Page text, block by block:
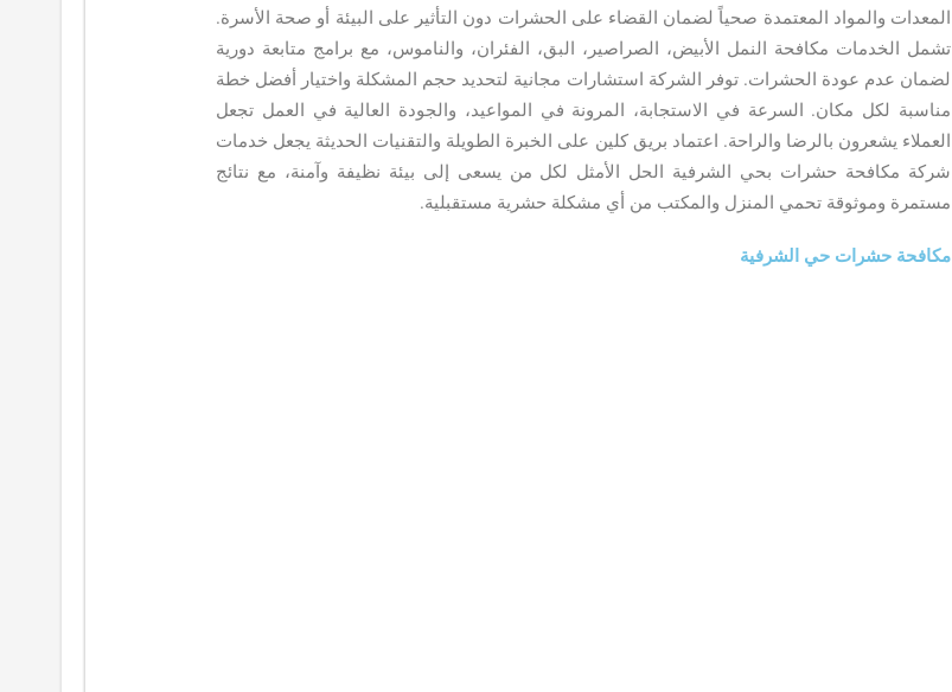
المعدات والمواد المعتمدة صحياً لضمان القضاء على الحشرات دون التأثير على البيئة أو صحة الأسرة.
تشمل الخدمات مكافحة النمل الأبيض، الصراصير، البق، الفئران، والناموس، مع برامج متابعة دورية
لضمان عدم عودة الحشرات. توفر الشركة استشارات مجانية لتحديد حجم المشكلة واختيار أفضل خطة
مناسبة لكل مكان. السرعة في الاستجابة، المرونة في المواعيد، والجودة العالية في العمل تجعل
العملاء يشعرون بالرضا والراحة. اعتماد بريق كلين على الخبرة الطويلة والتقنيات الحديثة يجعل خدمات
شركة مكافحة حشرات بحي الشرفية الحل الأمثل لكل من يسعى إلى بيئة نظيفة وآمنة، مع نتائج
مستمرة وموثوقة تحمي المنزل والمكتب من أي مشكلة حشرية مستقبلية.
مكافحة حشرات حي الشرفية